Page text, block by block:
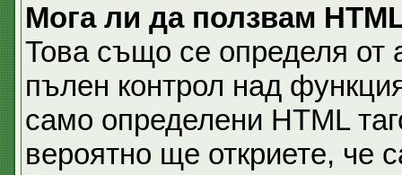
Мога ли да ползвам
Това също се определя от
пълен контрол над
само определени HTML
вероятно ще откриете, че